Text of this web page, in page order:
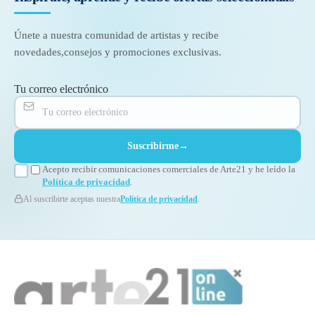
Únete a nuestra comunidad de artistas y recibe
novedades,consejos y promociones exclusivas.
Tu correo electrónico
Suscribirme→
Acepto recibir comunicaciones comerciales de Arte21 y he leído la
Política de privacidad.
Al suscribirte aceptas nuestraPolítica de privacidad.